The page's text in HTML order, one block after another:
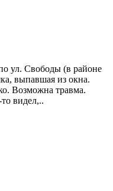
ул. Свободы (в районе
выпавшая из окна.
Возможна травма.
видел,..